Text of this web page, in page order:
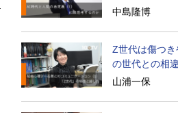
は？
中島隆博
Z世代は傷つ
の世代との相
とは
山浦一保